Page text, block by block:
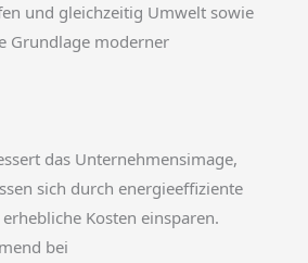
und gleichzeitig Umwelt sowie
Grundlage moderner
das Unternehmensimage,
sich durch energieeffiziente
Kosten einsparen.
bei